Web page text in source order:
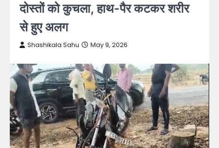
दोस्तों को कुचला, हाथ-पैर कटकर शरीर
से हुए अलग
Shashikala Sahu May 9, 2026